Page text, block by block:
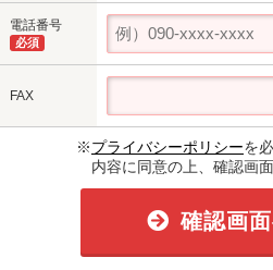
電話番号
必須
FAX
※プライバシーポリシーを
内容に同意の上、確認画
確認画